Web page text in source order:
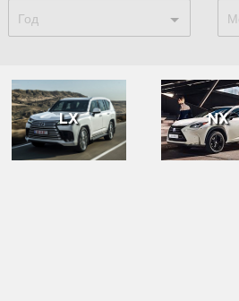
Год
LX NX